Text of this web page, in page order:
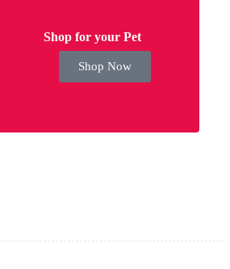
Shop for your Pet
Shop Now